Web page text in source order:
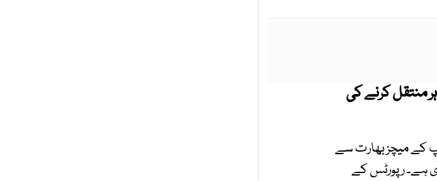
سے باہر منتقل کرنے کی
ہے کہ انٹرنیشنل کرکٹ کونسل نے ٹی 20 ورلڈ کپ کے میچز بھارت سے
ہے۔ رپورٹس کے